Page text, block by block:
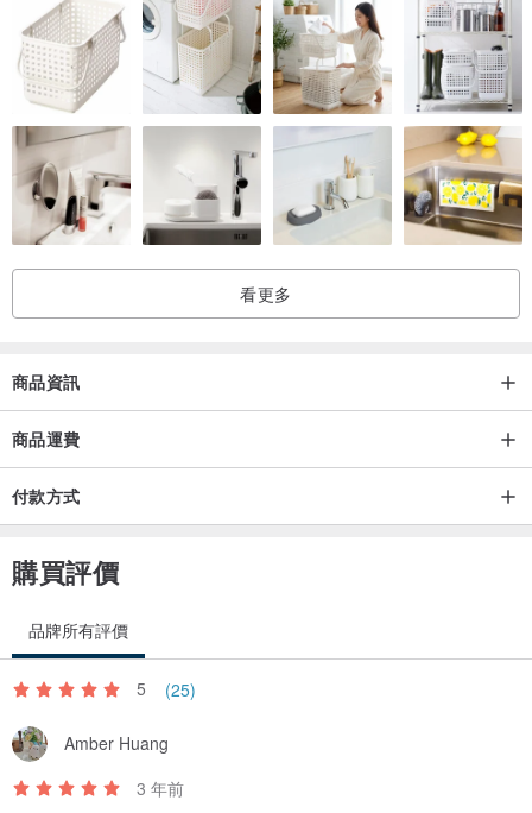
看更多
商品資訊
商品運費
付款方式
購買評價
品牌所有評價
5 (25)
Amber Huang
3 年前